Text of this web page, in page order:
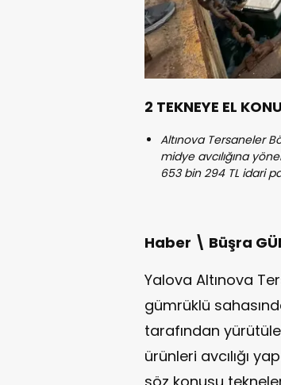
2 TEKNEYE EL
Altınova Tersaneler
midye avcılığına
653 bin 294 TL idari
Haber \ Büşra
Yalova Altınova
gümrüklü
tarafından
ürünleri avcılığı